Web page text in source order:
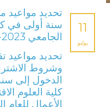
11
يوليو
تحديد مواعيد
سنة أولى في
الجامعي 2023-2024
تحديد مواعيد
وشروط
الدخول إلى
كلية العلوم